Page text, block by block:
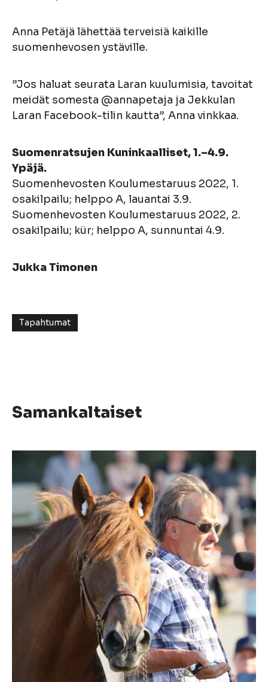
Anna Petäjä lähettää terveisiä kaikille
suomenhevosen ystäville.
”Jos haluat seurata Laran kuulumisia, tavoitat
meidät somesta @annapetaja ja Jekkulan
Laran Facebook-tilin kautta”, Anna vinkkaa.
Suomenratsujen Kuninkaalliset, 1.–4.9.
Ypäjä.
Suomenhevosten Koulumestaruus 2022, 1.
osakilpailu; helppo A, lauantai 3.9.
Suomenhevosten Koulumestaruus 2022, 2.
osakilpailu; kür; helppo A, sunnuntai 4.9.
Jukka Timonen
Tapahtumat
Samankaltaiset